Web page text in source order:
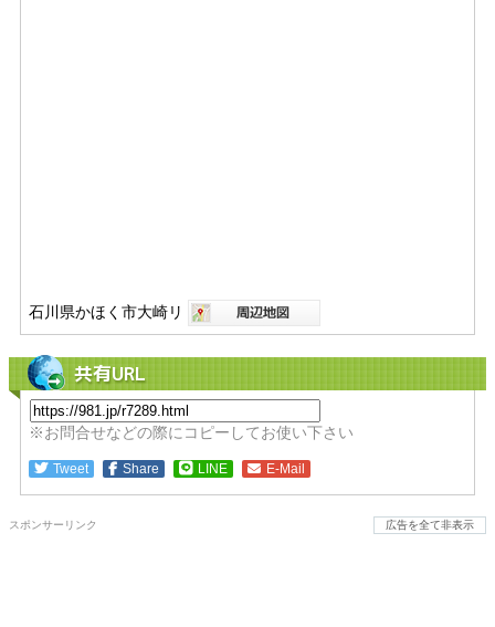
石川県かほく市大崎リ
共有URL
※お問合せなどの際にコピーしてお使い下さい
Tweet Share LINE E-Mail
スポンサーリンク 広告を全て非表示